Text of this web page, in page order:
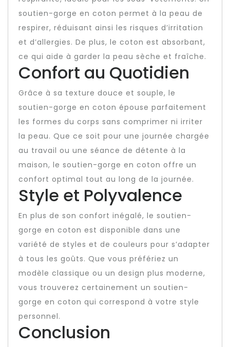
soutien-gorge en coton permet à la peau de
respirer, réduisant ainsi les risques d’irritation
et d’allergies. De plus, le coton est absorbant,
ce qui aide à garder la peau sèche et fraîche.
Confort au Quotidien
Grâce à sa texture douce et souple, le
soutien-gorge en coton épouse parfaitement
les formes du corps sans comprimer ni irriter
la peau. Que ce soit pour une journée chargée
au travail ou une séance de détente à la
maison, le soutien-gorge en coton offre un
confort optimal tout au long de la journée.
Style et Polyvalence
En plus de son confort inégalé, le soutien-
gorge en coton est disponible dans une
variété de styles et de couleurs pour s’adapter
à tous les goûts. Que vous préfériez un
modèle classique ou un design plus moderne,
vous trouverez certainement un soutien-
gorge en coton qui correspond à votre style
personnel.
Conclusion